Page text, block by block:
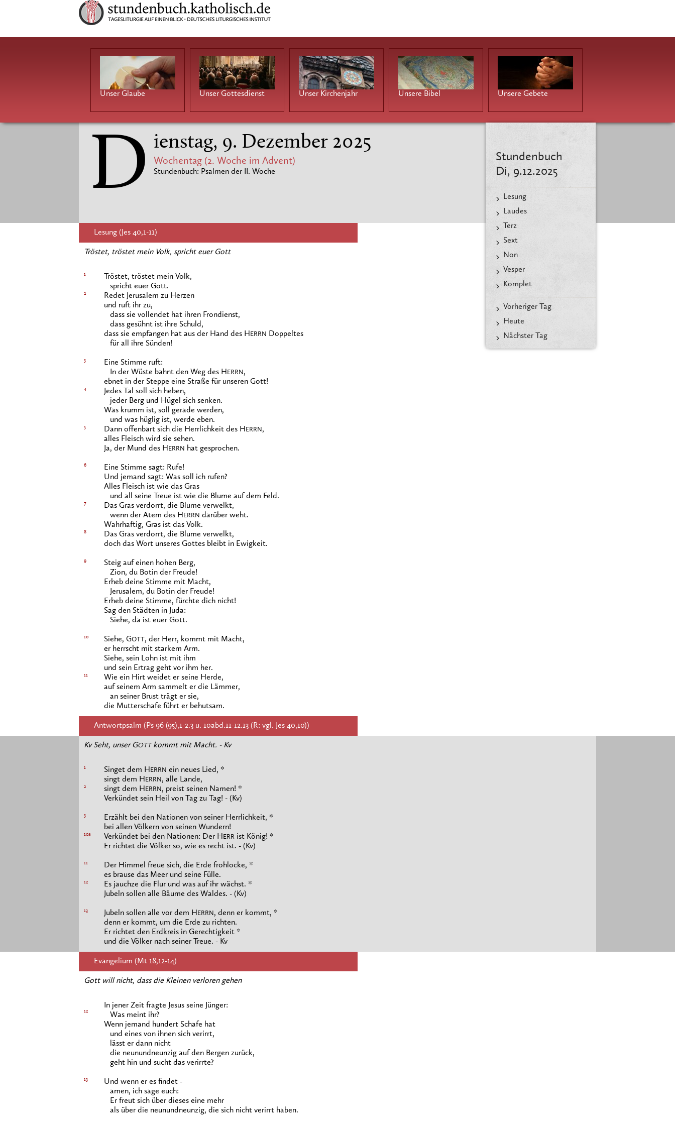
Unser Glaube Unser Gottesdienst Unser Kirchenjahr Unsere Bibel Unsere Gebete
Stundenbuch
Di, 9.12.2025
Lesung
Laudes
Terz
Sext
Non
Vesper
Komplet
Vorheriger Tag
Heute
Nächster Tag
D ienstag, 9. Dezember 2025
Wochentag (2. Woche im Advent)
Stundenbuch: Psalmen der II. Woche
Lesung (Jes 40,1-11)
Tröstet, tröstet mein Volk, spricht euer Gott
1
Tröstet, tröstet mein Volk,
spricht euer Gott.
2
Redet Jerusalem zu Herzen
und ruft ihr zu,
dass sie vollendet hat ihren Frondienst,
dass gesühnt ist ihre Schuld,
dass sie empfangen hat aus der Hand des H ERRN
Doppeltes
für all ihre Sünden!
3
Eine Stimme ruft:
In der Wüste bahnt den Weg des H ERRN ,
ebnet in der Steppe eine Straße für unseren Gott!
4
Jedes Tal soll sich heben,
jeder Berg und Hügel sich senken.
Was krumm ist, soll gerade werden,
und was hüglig ist, werde eben.
5 Dann offenbart sich die Herrlichkeit des H ERRN ,
alles Fleisch wird sie sehen.
Ja, der Mund des H ERRN hat gesprochen.
6
Eine Stimme sagt: Rufe!
Und jemand sagt: Was soll ich rufen?
Alles Fleisch ist wie das Gras
und all seine Treue ist wie die Blume auf dem Feld.
7
Das Gras verdorrt, die Blume verwelkt,
wenn der Atem des H ERRN darüber weht.
Wahrhaftig, Gras ist das Volk.
8
Das Gras verdorrt, die Blume verwelkt,
doch das Wort unseres Gottes bleibt in Ewigkeit.
9
Steig auf einen hohen Berg,
Zion, du Botin der Freude!
Erheb deine Stimme mit Macht,
Jerusalem, du Botin der Freude!
Erheb deine Stimme, fürchte dich nicht!
Sag den Städten in Juda:
Siehe, da ist euer Gott.
10 Siehe, GOTT, der Herr, kommt mit Macht,
er herrscht mit starkem Arm.
Siehe, sein Lohn ist mit ihm
und sein Ertrag geht vor ihm her.
11
Wie ein Hirt weidet er seine Herde,
auf seinem Arm sammelt er die Lämmer,
an seiner Brust trägt er sie,
die Mutterschafe führt er behutsam.
Antwortpsalm (Ps 96 (95),1-2.3 u. 10abd.11-12.13 (R: vgl. Jes 40,10))
Kv Seht, unser GOTTkommt mit Macht. - Kv
1 Singet dem H ERRN ein neues Lied, *
singt dem H ERRN , alle Lande,
2 singt dem H ERRN , preist seinen Namen! *
Verkündet sein Heil von Tag zu Tag! - (Kv)
3
Erzählt bei den Nationen von seiner Herrlichkeit, *
bei allen Völkern von seinen Wundern!
10a Verkündet bei den Nationen: Der H ERR ist König! *
Er richtet die Völker so, wie es recht ist. - (Kv)
11
Der Himmel freue sich, die Erde frohlocke, *
es brause das Meer und seine Fülle.
12
Es jauchze die Flur und was auf ihr wächst. *
Jubeln sollen alle Bäume des Waldes. - (Kv)
13 Jubeln sollen alle vor dem H ERRN , denn er kommt, *
denn er kommt, um die Erde zu richten.
Er richtet den Erdkreis in Gerechtigkeit *
und die Völker nach seiner Treue. - Kv
Evangelium (Mt 18,12-14)
Gott will nicht, dass die Kleinen verloren gehen
12
In jener Zeit fragte Jesus seine Jünger:
Was meint ihr?
Wenn jemand hundert Schafe hat
und eines von ihnen sich verirrt,
lässt er dann nicht
die neunundneunzig auf den Bergen zurück,
geht hin und sucht das verirrte?
13
Und wenn er es findet -
amen, ich sage euch:
Er freut sich über dieses eine mehr
als über die neunundneunzig, die sich nicht verirrt haben.